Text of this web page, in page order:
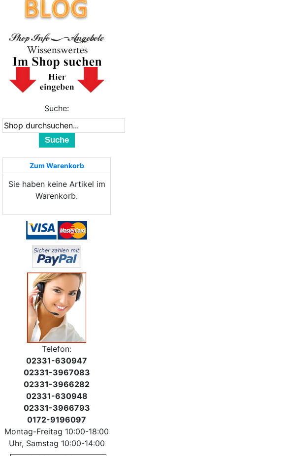
Suche:
Suche
Zum Warenkorb
Sie haben keine Artikel im
Warenkorb.
Telefon:
02331-630947
02331-3967083
02331-3966282
02331-630948
02331-3966793
0172-9196097
Montag-Freitag 10:00-18:00
Uhr, Samstag 10:00-14:00